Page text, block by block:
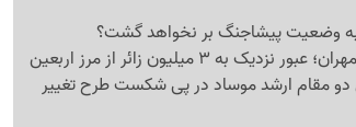
به وضعیت پیشاجنگ بر نخواهد گشت؟
به 3 میلیون زائر از مرز اربعین
دو مقام ارشد موساد در پی شکست طرح تغییر